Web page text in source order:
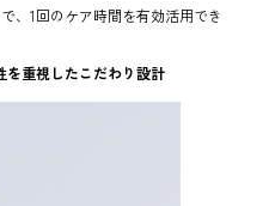
、1回のケア時間を有効活用でき
を重視したこだわり設計